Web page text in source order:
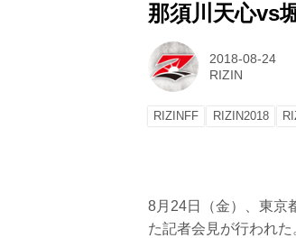
那須川天心vs
2018-08-24
RIZIN
RIZINFF RIZIN2018
8月24日（金）、東京
た記者会見が行われ